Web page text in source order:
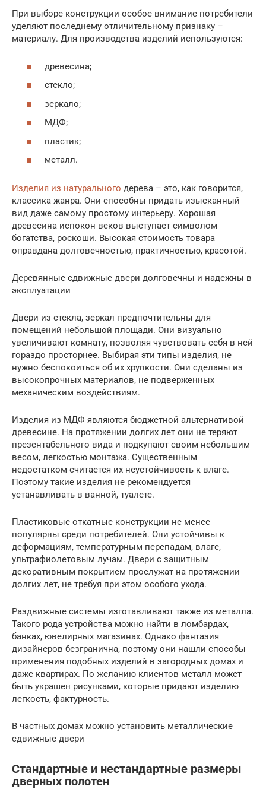
При выборе конструкции особое внимание потребители
уделяют последнему отличительному признаку –
материалу. Для производства изделий используются:
древесина;
стекло;
зеркало;
МДФ;
пластик;
металл.
Изделия из натурального дерева – это, как говорится,
классика жанра. Они способны придать изысканный
вид даже самому простому интерьеру. Хорошая
древесина испокон веков выступает символом
богатства, роскоши. Высокая стоимость товара
оправдана долговечностью, практичностью, красотой.
Деревянные сдвижные двери долговечны и надежны в
эксплуатации
Двери из стекла, зеркал предпочтительны для
помещений небольшой площади. Они визуально
увеличивают комнату, позволяя чувствовать себя в ней
гораздо просторнее. Выбирая эти типы изделия, не
нужно беспокоиться об их хрупкости. Они сделаны из
высокопрочных материалов, не подверженных
механическим воздействиям.
Изделия из МДФ являются бюджетной альтернативой
древесине. На протяжении долгих лет они не теряют
презентабельного вида и подкупают своим небольшим
весом, легкостью монтажа. Существенным
недостатком считается их неустойчивость к влаге.
Поэтому такие изделия не рекомендуется
устанавливать в ванной, туалете.
Пластиковые откатные конструкции не менее
популярны среди потребителей. Они устойчивы к
деформациям, температурным перепадам, влаге,
ультрафиолетовым лучам. Двери с защитным
декоративным покрытием прослужат на протяжении
долгих лет, не требуя при этом особого ухода.
Раздвижные системы изготавливают также из металла.
Такого рода устройства можно найти в ломбардах,
банках, ювелирных магазинах. Однако фантазия
дизайнеров безгранична, поэтому они нашли способы
применения подобных изделий в загородных домах и
даже квартирах. По желанию клиентов металл может
быть украшен рисунками, которые придают изделию
легкость, фактурность.
В частных домах можно установить металлические
сдвижные двери
Стандартные и нестандартные размеры
дверных полотен